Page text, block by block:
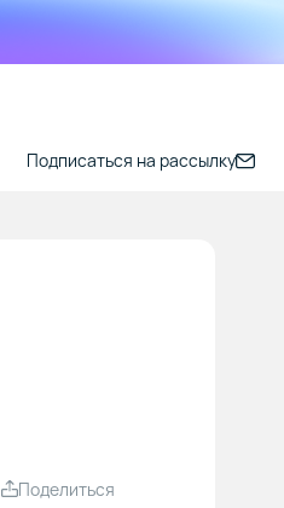
Подписаться на рассылку
Поделиться